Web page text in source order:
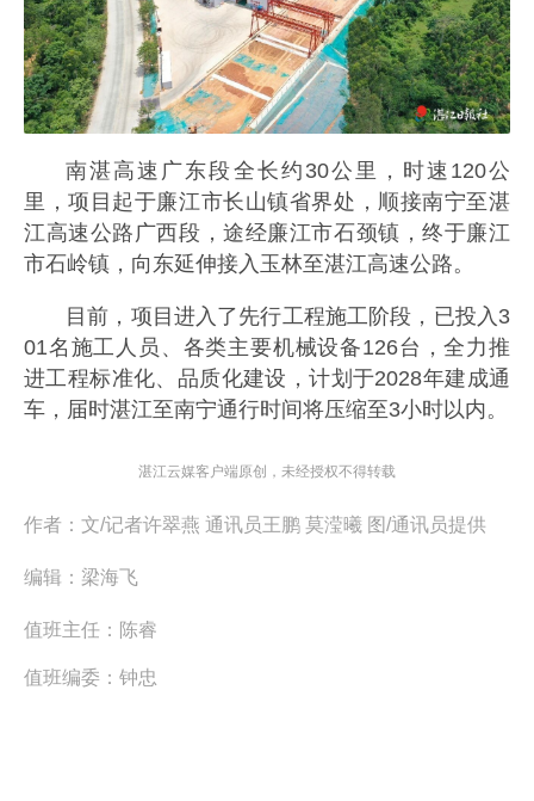
南湛高速广东段全长约30公里，时速120公
里，项目起于廉江市长山镇省界处，顺接南宁至湛
江高速公路广西段，途经廉江市石颈镇，终于廉江
市石岭镇，向东延伸接入玉林至湛江高速公路。
目前，项目进入了先行工程施工阶段，已投入3
01名施工人员、各类主要机械设备126台，全力推
进工程标准化、品质化建设，计划于2028年建成通
车，届时湛江至南宁通行时间将压缩至3小时以内。
湛江云媒客户端原创，未经授权不得转载
作者： 文/记者许翠燕 通讯员王鹏 莫滢曦 图/通讯员提供
编辑： 梁海飞
值班主任： 陈睿
值班编委： 钟忠